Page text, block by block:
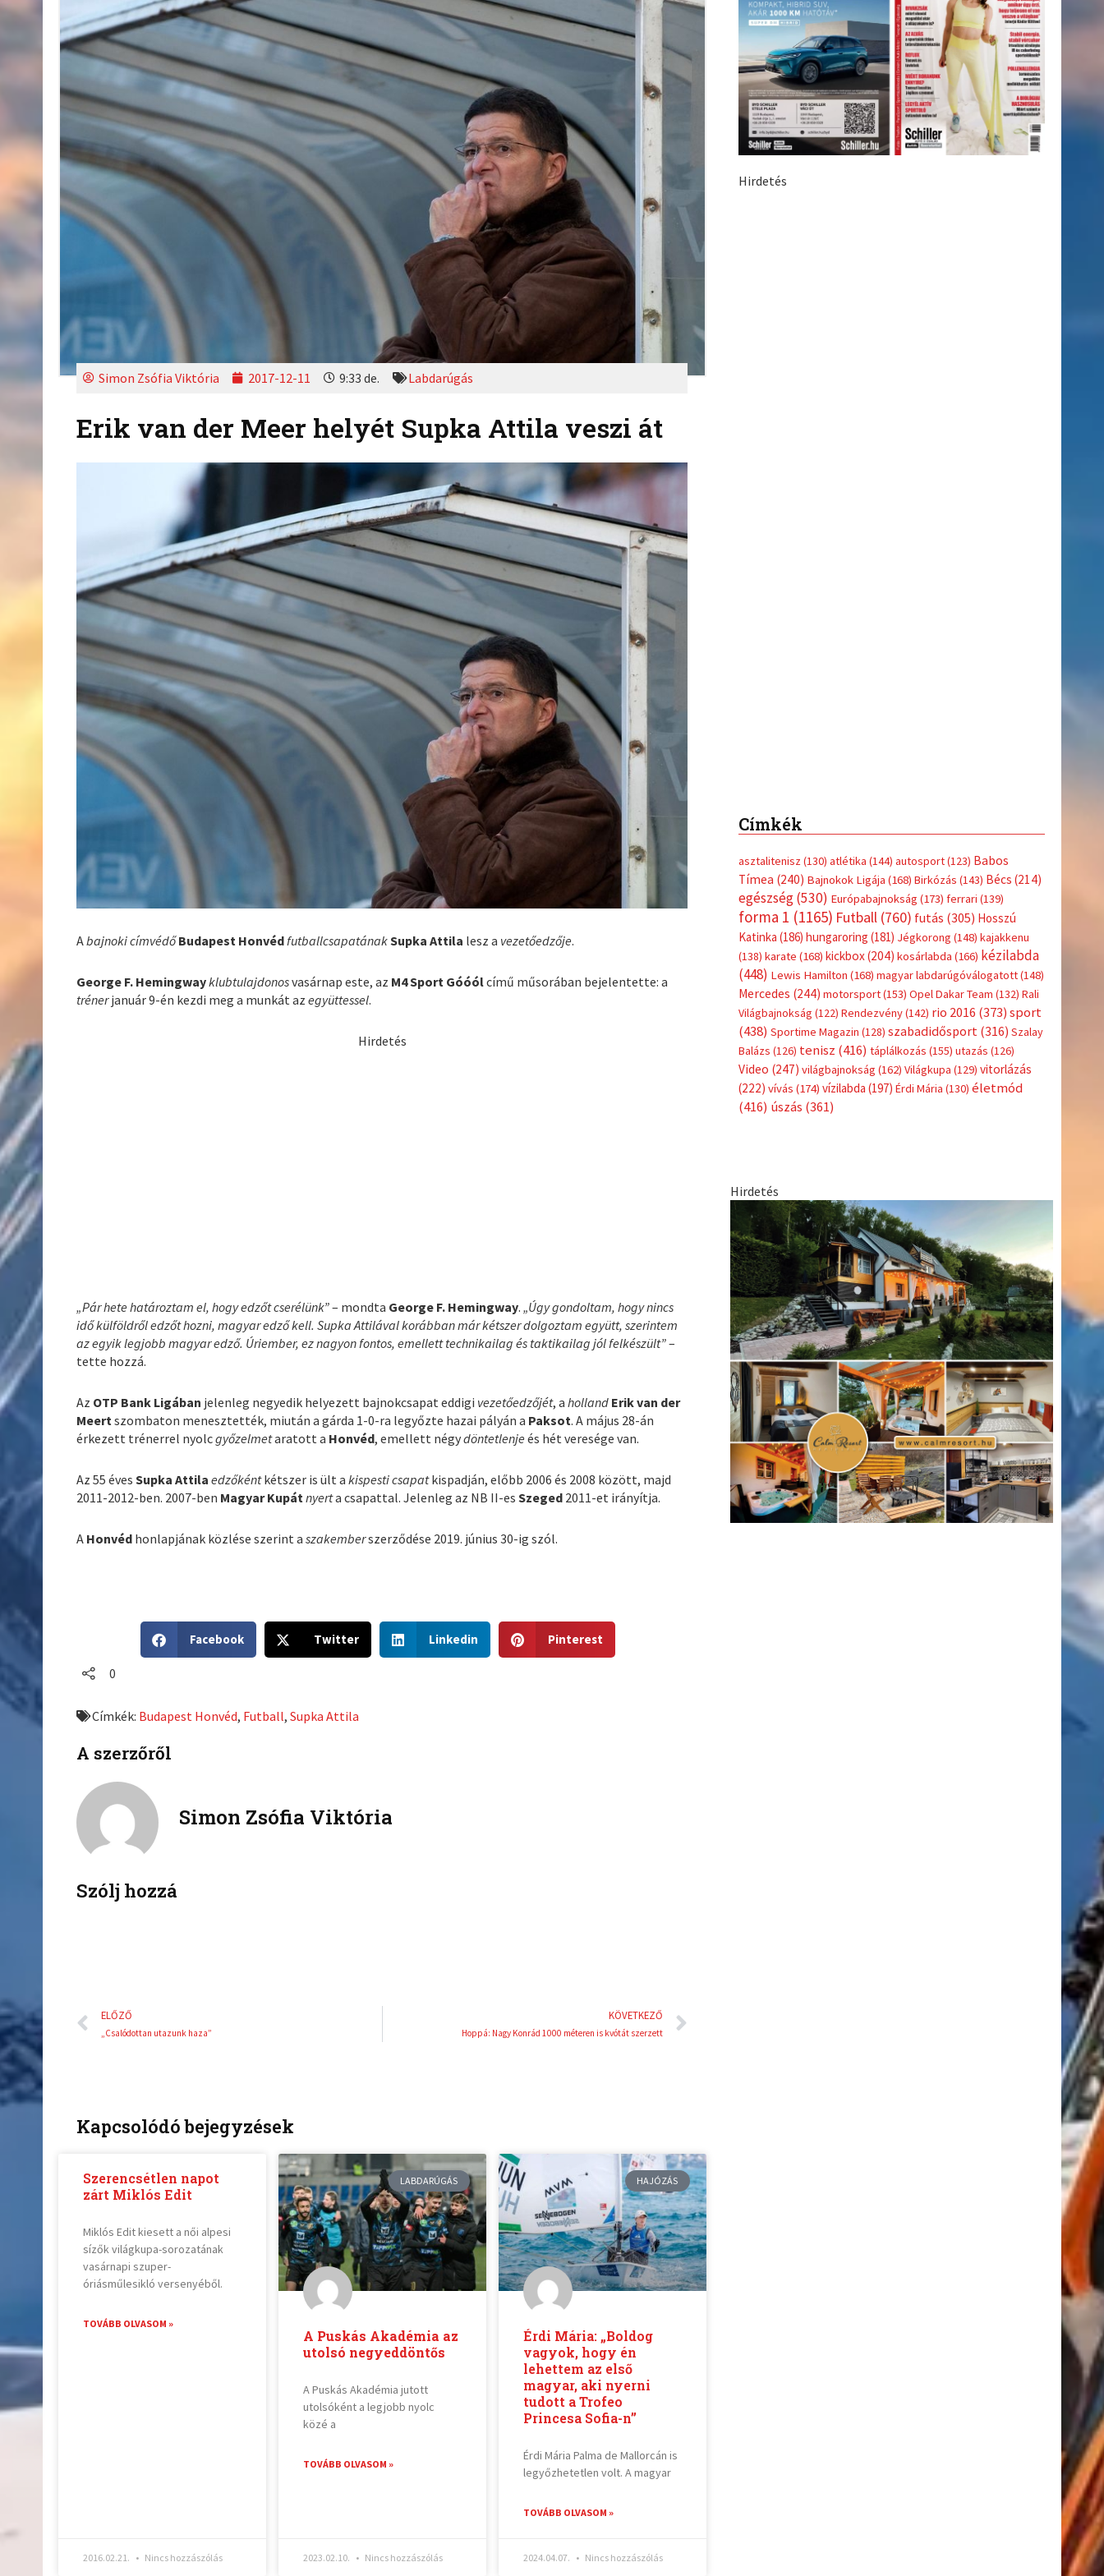
Simon Zsófia Viktória 2017-12-11 9:33 de. Labdarúgás
Erik van der Meer helyét Supka Attila veszi át
Abajnoki címvédőBudapest HonvédfutballcsapatánakSupka Attila lesz a vezetőedzője.
George F. Hemingwayklubtulajdonosvasárnap este, az M4 Sport Góóólcímű műsorában bejelentette: a
trénerjanuár 9-én kezdi meg a munkát azegyüttessel.
Hirdetés
„Pár hete határoztam el, hogy edzőt cserélünk”– mondta George F. Hemingway. „Úgy gondoltam, hogy nincs
idő külföldről edzőt hozni, magyar edző kell. Supka Attilával korábban már kétszer dolgoztam együtt, szerintem
az egyik legjobb magyar edző. Úriember, ez nagyon fontos, emellett technikailag és taktikailag jól felkészült”–
tette hozzá.
Az OTP Bank Ligában jelenleg negyedik helyezett bajnokcsapat eddigi vezetőedzőjét, aholland Erik van der
Meertszombaton menesztették, miután a gárda 1-0-ra legyőzte hazai pályán a Paksot. A május 28-án
érkezett trénerrel nyolcgyőzelmetaratott a Honvéd, emellett négydöntetlenje és hét veresége van.
Az 55 évesSupka Attila edzőkéntkétszer is ült akispesti csapatkispadján, előbb 2006 és 2008 között, majd
2011-2012-ben. 2007-ben Magyar Kupátnyerta csapattal. Jelenleg az NB II-esSzeged 2011-et irányítja.
A Honvéd honlapjának közlése szerint aszakemberszerződése 2019. június 30-ig szól.
h
o
f
b
Facebook
h
o
t
Twitter
h
Linkedin
h
Pinterest
0
Címkék: Budapest Honvéd, Futball,Supka Attila
A szerzőről
Simon Zsófia Viktória
Szólj hozzá
Előző
ELŐZŐ
„Csalódottan utazunk haza”
KÖVETKEZŐ
Hoppá: Nagy Konrád 1000 méteren is kvótát szerzett
Kapcsolódó bejegyzések
Szerencsétlen napot
zárt Miklós Edit
Miklós Edit kiesett a női alpesi
sízők világkupa-sorozatának
vasárnapi szuper-
óriásműlesikló versenyéből.
TOVÁBB OLVASOM »
2016.02.21. Nincs hozzászólás
LABDARÚGÁS
A Puskás Akadémia az
utolsó negyeddöntős
A Puskás Akadémia jutott
utolsóként a legjobb nyolc
közé a
TOVÁBB OLVASOM »
2023.02.10. Nincs hozzászólás
HAJÓZÁS
Érdi Mária: „Boldog
vagyok, hogy én
lehettem az első
magyar, aki nyerni
tudott a Trofeo
Princesa Sofia-n”
Érdi Mária Palma de Mallorcán is
legyőzhetetlen volt. A magyar
TOVÁBB OLVASOM »
2024.04.07. Nincs hozzászólás
Hirdetés
Címkék
asztalitenisz (130) atlétika (144) autosport(123) Babos
Tímea (240) Bajnokok Ligája (168) Birkózás (143) Bécs (214)
egészség(530) Európabajnokság (173) ferrari (139)
forma 1 (1165) Futball(760) futás (305) Hosszú
Katinka (186) hungaroring (181) Jégkorong (148) kajakkenu
(138) karate (168) kickbox(204) kosárlabda (166) kézilabda
(448) Lewis Hamilton (168) magyar labdarúgóválogatott(148)
Mercedes (244) motorsport(153) Opel Dakar Team (132) Rali
Világbajnokság (122) Rendezvény(142) rio 2016 (373) sport
(438) Sportime Magazin (128) szabadidősport (316) Szalay
Balázs (126) tenisz (416) táplálkozás (155) utazás (126)
Video (247) világbajnokság (162) Világkupa (129) vitorlázás
(222) vívás (174) vízilabda (197) Érdi Mária (130) életmód
(416) úszás (361)
Hirdetés